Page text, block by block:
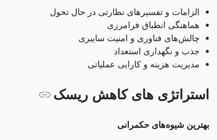
الزامات و تفسیرهای نظارتی در حال تحول
هماهنگی انطباق فرامرزی
چالش‌های فناوری و امنیت سایبری
جذب و نگهداری استعداد
مدیریت هزینه و کارایی عملیاتی
استراتژی های کاهش ریسک
بهترین شیوه‌های حکمرانی